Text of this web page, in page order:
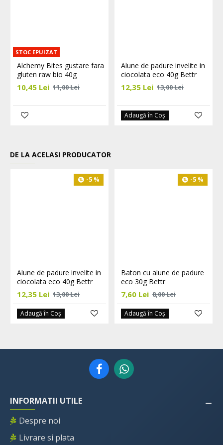
STOC EPUIZAT
Alchemy Bites gustare fara
gluten raw bio 40g
10,45 Lei 11,00 Lei
Alune de padure invelite in
ciocolata eco 40g Bettr
12,35 Lei 13,00 Lei
Adaugă în Coş
DE LA ACELASI PRODUCATOR
-5 %
Alune de padure invelite in
ciocolata eco 40g Bettr
12,35 Lei 13,00 Lei
Adaugă în Coş
-5 %
Baton cu alune de padure
eco 30g Bettr
7,60 Lei 8,00 Lei
Adaugă în Coş
INFORMATII UTILE
Despre noi
Livrare si plata